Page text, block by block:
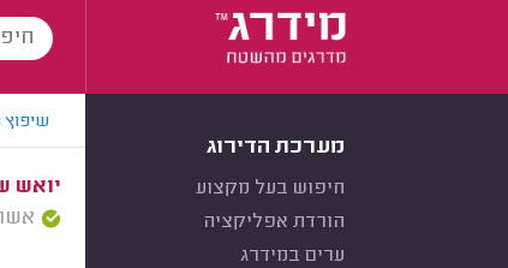
מערכת הדירוג
חיפוש בעל מקצוע
הורדת אפליקציה
ערים במידרג
שיפוץ
יואש
אשרור: